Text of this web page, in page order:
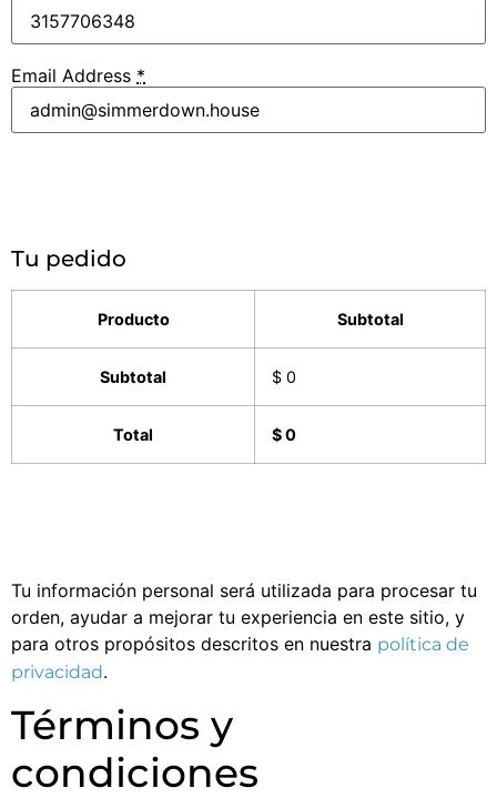
Email Address *
Tu pedido
Producto Subtotal
Subtotal $ 0
Total $ 0
Tu información personal será utilizada para procesar tu
orden, ayudar a mejorar tu experiencia en este sitio, y
para otros propósitos descritos en nuestra política de
privacidad.
Términos y
condiciones